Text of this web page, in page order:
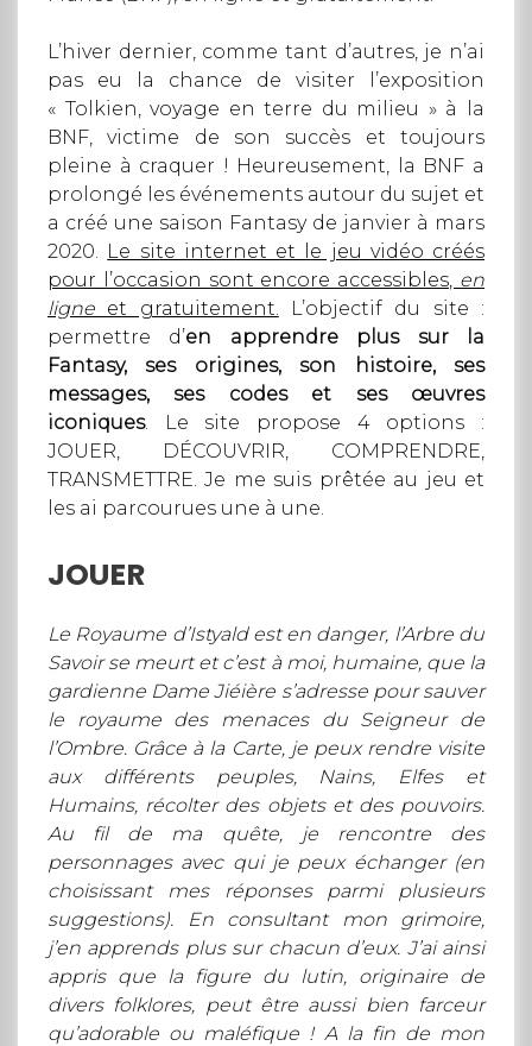
L’hiver dernier, comme tant d’autres, je n’ai
pas eu la chance de visiter l’exposition
« Tolkien, voyage en terre du milieu » à la
BNF, victime de son succès et toujours
pleine à craquer ! Heureusement, la BNF a
prolongé les événements autour du sujet et
a créé une saison Fantasy de janvier à mars
2020. Le site internet et le jeu vidéo créés
pour l’occasion sont encore accessibles, en
ligne et gratuitement. L’objectif du site :
permettre d’en apprendre plus sur la
Fantasy, ses origines, son histoire, ses
messages, ses codes et ses œuvres
iconiques. Le site propose 4 options :
JOUER, DÉCOUVRIR, COMPRENDRE,
TRANSMETTRE. Je me suis prêtée au jeu et
les ai parcourues une à une.
JOUER
Le Royaume d’Istyald est en danger, l’Arbre du
Savoir se meurt et c’est à moi, humaine, que la
gardienne Dame Jiéière s’adresse pour sauver
le royaume des menaces du Seigneur de
l’Ombre. Grâce à la Carte, je peux rendre visite
aux différents peuples, Nains, Elfes et
Humains, récolter des objets et des pouvoirs.
Au fil de ma quête, je rencontre des
personnages avec qui je peux échanger (en
choisissant mes réponses parmi plusieurs
suggestions). En consultant mon grimoire,
j’en apprends plus sur chacun d’eux. J’ai ainsi
appris que la figure du lutin, originaire de
divers folklores, peut être aussi bien farceur
qu’adorable ou maléfique ! A la fin de mon